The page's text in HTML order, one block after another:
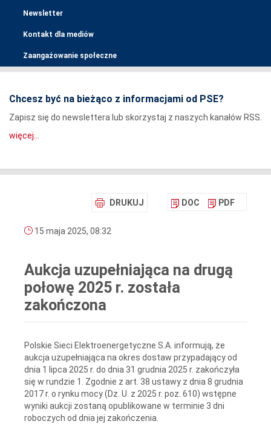
Newsletter
Kontakt dla mediów
Zaangażowanie społeczne
Chcesz być na bieżąco z informacjami od PSE?
Zapisz się do newslettera lub skorzystaj z naszych kanałów RSS.
więcej...
DRUKUJ DOC PDF
15 maja 2025, 08:32
Aukcja uzupełniająca na drugą
połowę 2025 r. została
zakończona
Polskie Sieci Elektroenergetyczne S.A. informują, że
aukcja uzupełniająca na okres dostaw przypadający od
dnia 1 lipca 2025 r. do dnia 31 grudnia 2025 r. zakończyła
się w rundzie 1. Zgodnie z art. 38 ustawy z dnia 8 grudnia
2017 r. o rynku mocy (Dz. U. z 2025 r. poz. 610) wstępne
wyniki aukcji zostaną opublikowane w terminie 3 dni
roboczych od dnia jej zakończenia.